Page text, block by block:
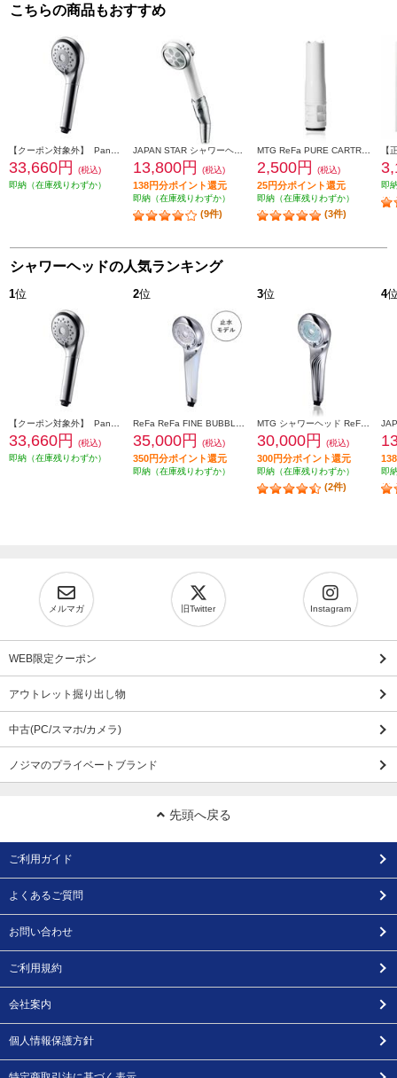
こちらの商品もおすすめ
33,660円
(税込)
即納（在庫残りわずか）
13,800円 (税込)
138円分ポイント還元
即納（在庫残りわずか）
(9件)
2,500円 (税込)
25円分ポイント還元
即納（在庫残りわずか）
(3件)
即
シャワーヘッドの人気ランキング
1位
33,660円
(税込)
即納（在庫残りわずか）
2位
35,000円 (税込)
350円分ポイント還元
即納（在庫残りわずか）
3位
30,000円 (税込)
300円分ポイント還元
即納（在庫残りわずか）
(2件)
4
即
メルマガ 旧Twitter Instagram
WEB限定クーポン
アウトレット掘り出し物
中古(PC/スマホ/カメラ)
ノジマのプライベートブランド
先頭へ戻る
ご利用ガイド
よくあるご質問
お問い合わせ
ご利用規約
会社案内
個人情報保護方針